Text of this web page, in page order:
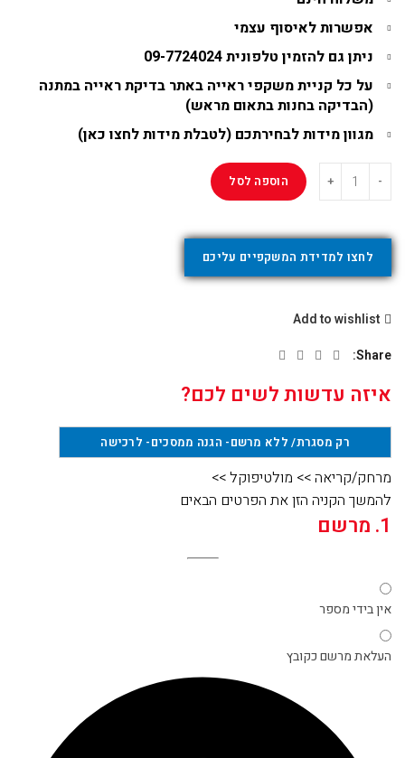
אפשרות לאיסוף עצמי
ניתן גם להזמין טלפונית09-7724024
על כל קניית משקפי ראייה באתר בדיקת ראייה במתנה
(הבדיקה בחנות בתאום מראש)
מגוון מידות לבחירתכם (לטבלת מידות לחצו כאן)
הוספה לסל
לחצו למדידת המשקפיים עליכם
Add to wishlist
Share
איזה עדשות לשים לכם?
רק מסגרת/ ללא מרשם- הגנה ממסכים- לרכישה
מרחק/קריאה>> מולטיפוקל>>
להמשך הקניה הזן את הפרטים הבאים
1. מרשם
אין בידי מספר
העלאת מרשם כקובץ